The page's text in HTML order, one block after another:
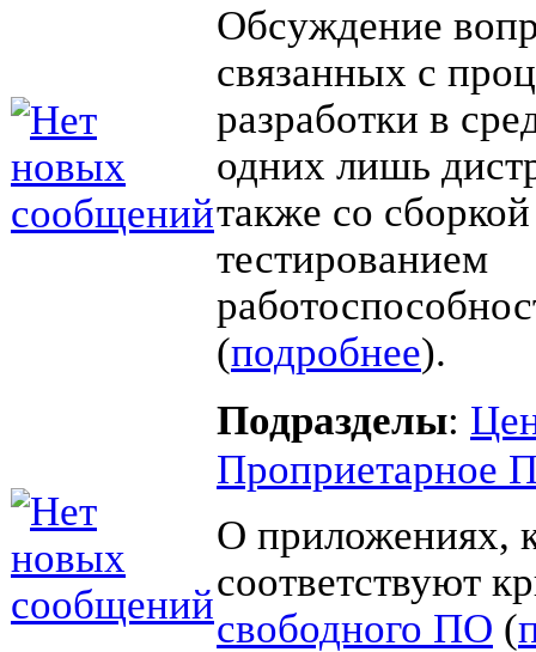
Обсуждение
связанных с
разработки в
одних лишь
также со
тестированием
(подробнее).
Подразделы:
Проприетарное
О приложениях,
соответствуют
свободного ПО (